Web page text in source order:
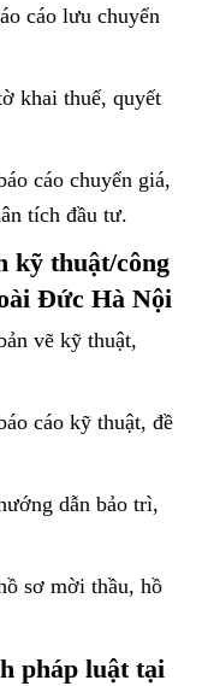
cáo lưu chuyển
khai thuế, quyết
cáo chuyển giá,
tích đầu tư.
kỹ thuật/công
Đức Hà Nội
vẽ kỹ thuật,
cáo kỹ thuật, đề
dẫn bảo trì,
sơ mời thầu, hồ
pháp luật tại